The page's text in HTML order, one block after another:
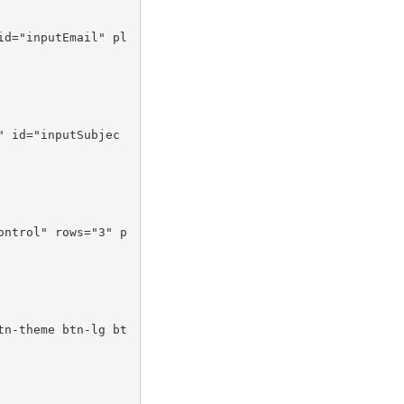
="inputEmail" pl
id="inputSubjec
rows="3" p
theme btn-lg bt